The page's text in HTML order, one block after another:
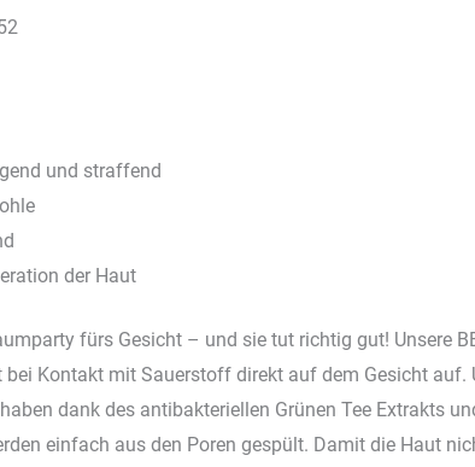
und straffend
der Haut
fürs Gesicht – und sie tut richtig gut! Unsere
Kontakt mit Sauerstoff direkt auf dem Gesicht auf.
dank des antibakteriellen Grünen Tee Extrakts
einfach aus den Poren gespült. Damit die Haut